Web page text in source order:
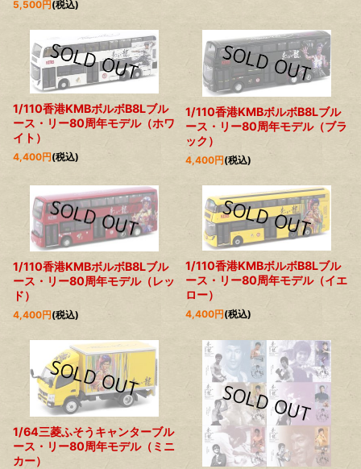
5,500円(税込)
1/110香港KMBボルボB8Lブル
ース・リー80周年モデル（ホワ
イト）
4,400円(税込)
1/110香港KMBボルボB8Lブル
ース・リー80周年モデル（ブラ
ック）
4,400円(税込)
1/110香港KMBボルボB8Lブル
ース・リー80周年モデル（レッ
ド）
4,400円(税込)
1/110香港KMBボルボB8Lブル
ース・リー80周年モデル（イエ
ロー）
4,400円(税込)
1/64三菱ふそうキャンターブル
ース・リー80周年モデル（ミニ
カー）